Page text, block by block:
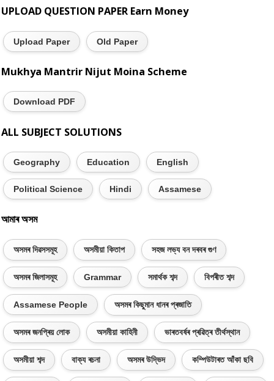
UPLOAD QUESTION PAPER Earn Money
Upload Paper Old Paper
Mukhya Mantrir Nijut Moina Scheme
Download PDF
ALL SUBJECT SOLUTIONS
Geography Education English
Political Science Hindi Assamese
আমাৰ অসম
অসমৰ দিৱসসমূহ অসমীয়া কিতাপ সহজ লভ্য বন দৰবৰ গুণ
অসমৰ জিলাসমূহ Grammar সমাৰ্থক শব্দ বিপৰীত শব্দ
Assamese People অসমৰ কিছুমান ধানৰ প্ৰজাতি
অসমৰ জনপ্ৰিয় লোক অসমীয়া কাহিনী ভাৰতবৰ্ষৰ প্ৰৱিত্ৰ তীৰ্থস্থান
অসমীয়া শব্দ বাক্য ৰচনা অসমৰ উদ্ভিদ কম্পিউটাৰত আঁকা ছবি